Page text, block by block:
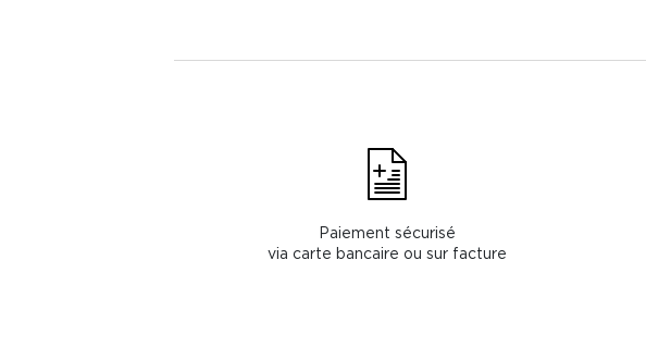
Paiement sécurisé
via carte bancaire ou sur facture